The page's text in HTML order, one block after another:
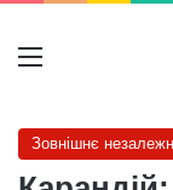
Меню
Зовнішнє